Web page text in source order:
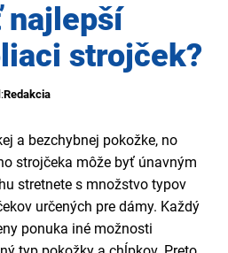
najlepší
strojček?
Redakcia
a bezchybnej pokožke, no
strojčeka môže byť únavným
stretnete s množstvo typov
určených pre dámy. Každý
ponuka iné možnosti